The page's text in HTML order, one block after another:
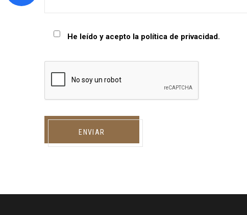
He leído y acepto la política de privacidad.
ENVIAR